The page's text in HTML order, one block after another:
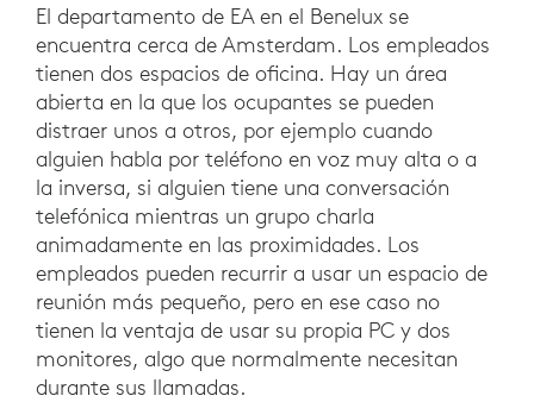
El departamento de EA en el Benelux se
encuentra cerca de Amsterdam. Los empleados
tienen dos espacios de oficina. Hay un área
abierta en la que los ocupantes se pueden
distraer unos a otros, por ejemplo cuando
alguien habla por teléfono en voz muy alta o a
la inversa, si alguien tiene una conversación
telefónica mientras un grupo charla
animadamente en las proximidades. Los
empleados pueden recurrir a usar un espacio de
reunión más pequeño, pero en ese caso no
tienen la ventaja de usar su propia PC y dos
monitores, algo que normalmente necesitan
durante sus llamadas.